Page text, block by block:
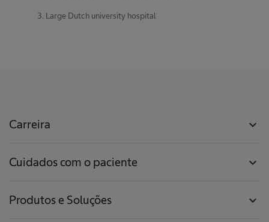
Large Dutch university hospital
Carreira expand_more
Cuidados com o paciente expand_more
Produtos e Soluções expand_more